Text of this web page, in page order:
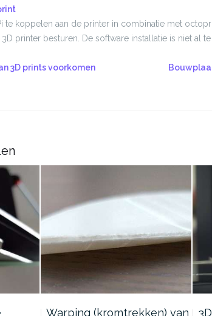
te koppelen aan de printer in combinatie met
printer besturen. De software installatie is niet al
3D prints voorkomen
Warping (kromtrekken) van